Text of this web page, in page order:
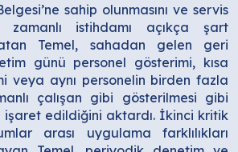
sahip olunmasını ve servis
zamanlı istihdamı açıkça şart
Temel, sahadan gelen geri
günü personel gösterimi, kısa
veya aynı personelin birden fazla
çalışan gibi gösterilmesi gibi
işaret edildiğini aktardı. İkinci kritik
arası uygulama farklılıkları